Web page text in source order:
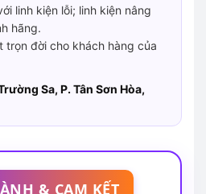
linh kiện lỗi; linh kiện nâng
hãng.
đời cho khách hàng của
Sa, P. Tân Sơn Hòa,
& CAM KẾT